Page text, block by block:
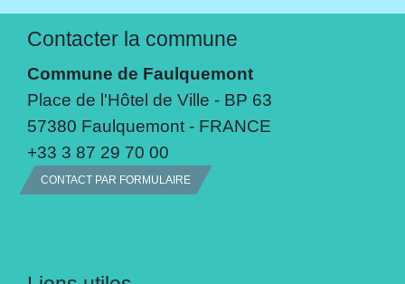
Contacter la commune
Commune de Faulquemont
Place de l'Hôtel de Ville - BP 63
57380 Faulquemont - FRANCE
+33 3 87 29 70 00
CONTACT PAR FORMULAIRE